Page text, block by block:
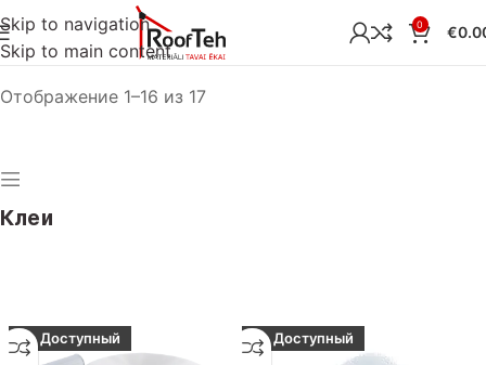
Skip to navigation
Skip to main content
0 €
Главная СТРОИТЕЛЬНЫЕ МЕМБРАНЫ
Отображение 1–16 из 17
Клеи
Доступный Доступный